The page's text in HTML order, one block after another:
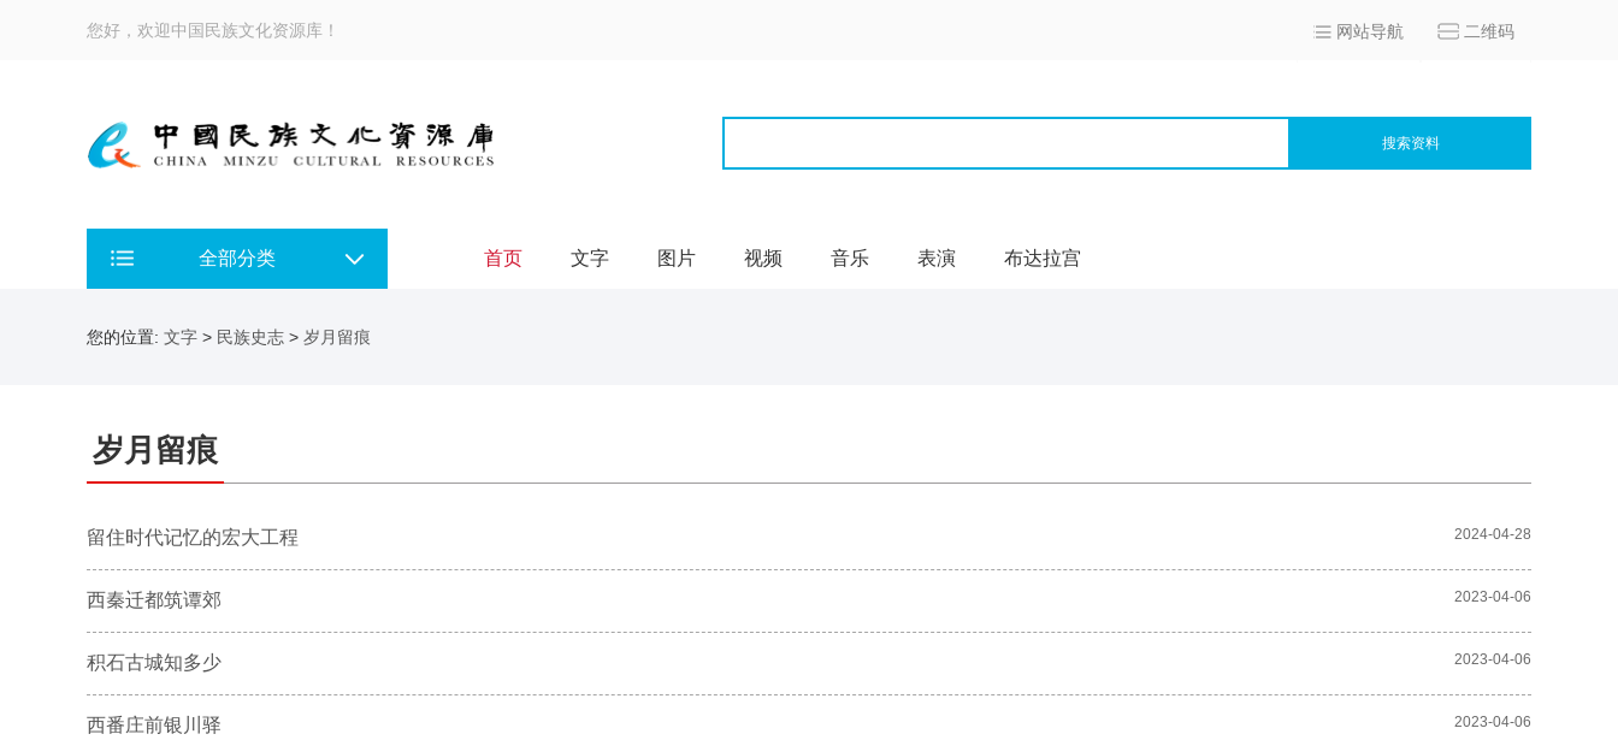
您好，欢迎中国民族文化资源库！ 网站导航 二维码
搜索资料
全部分类 首页 文字 图片 视频 音乐 表演 布达拉宫
您的位置: 文字 > 民族史志 > 岁月留痕
岁月留痕
留住时代记忆的宏大工程 2024-04-28
西秦迁都筑谭郊 2023-04-06
积石古城知多少 2023-04-06
西番庄前银川驿 2023-04-06